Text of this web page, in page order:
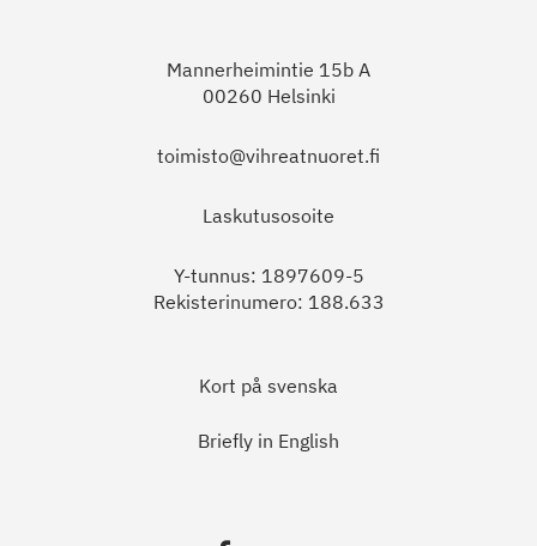
Mannerheimintie 15b A
00260 Helsinki
toimisto@vihreatnuoret.fi
Laskutusosoite
Y-tunnus: 1897609-5
Rekisterinumero: 188.633
Kort på svenska
Briefly in English